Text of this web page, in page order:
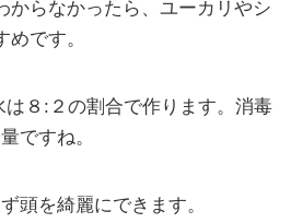
からなかったら、ユーカリやシ
めです。
８:２の割合で作ります。消毒
ですね。
頭を綺麗にできます。